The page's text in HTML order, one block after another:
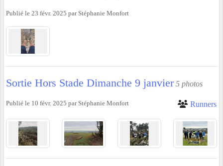
Publié le 23 févr. 2025 par Stéphanie Monfort
Sortie Hors Stade Dimanche 9 janvier 5 photos
Runners
Publié le 10 févr. 2025 par Stéphanie Monfort